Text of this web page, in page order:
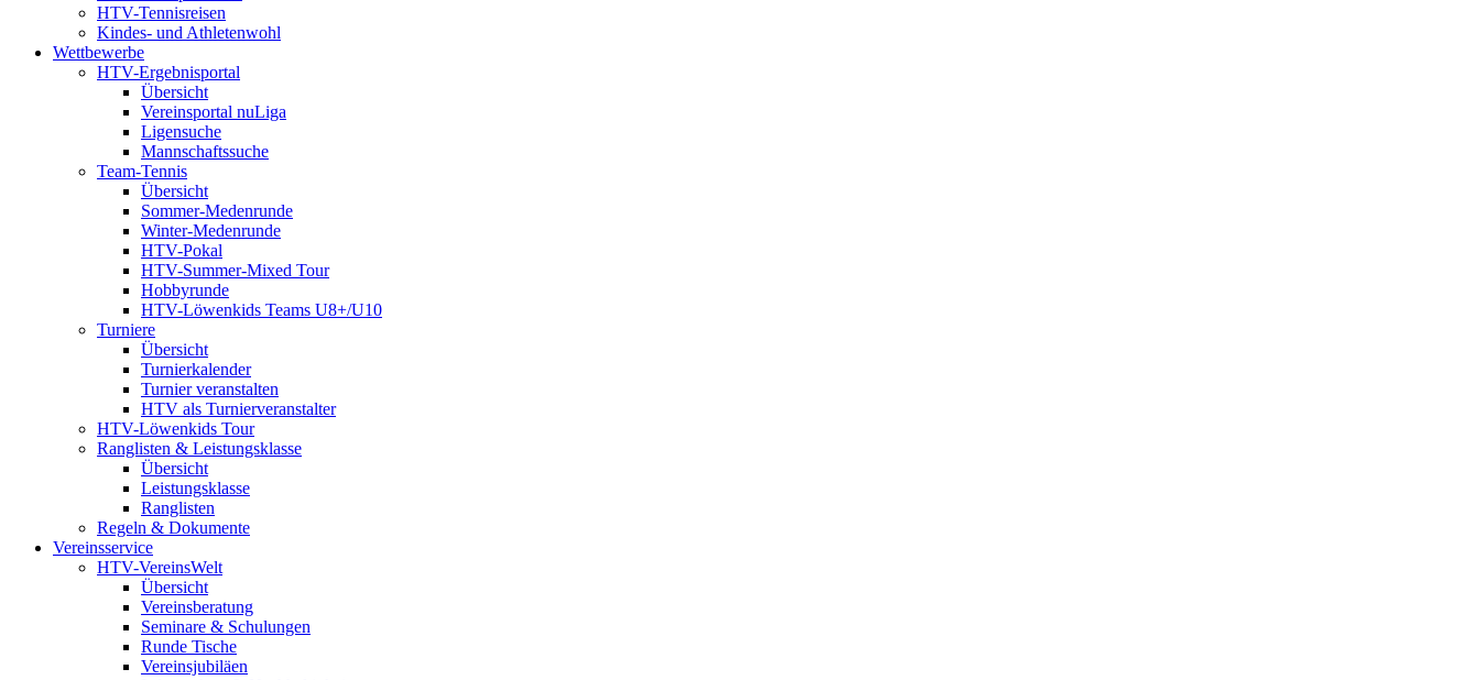
HTV-Tennisreisen
Kindes- und Athletenwohl
Wettbewerbe
HTV-Ergebnisportal
Übersicht
Vereinsportal nuLiga
Ligensuche
Mannschaftssuche
Team-Tennis
Übersicht
Sommer-Medenrunde
Winter-Medenrunde
HTV-Pokal
HTV-Summer-Mixed Tour
Hobbyrunde
HTV-Löwenkids Teams U8+/U10
Turniere
Übersicht
Turnierkalender
Turnier veranstalten
HTV als Turnierveranstalter
HTV-Löwenkids Tour
Ranglisten & Leistungsklasse
Übersicht
Leistungsklasse
Ranglisten
Regeln & Dokumente
Vereinsservice
HTV-VereinsWelt
Übersicht
Vereinsberatung
Seminare & Schulungen
Runde Tische
Vereinsjubiläen